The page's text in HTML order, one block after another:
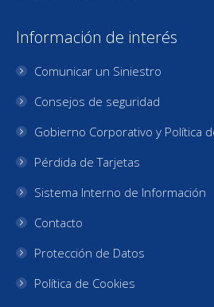
Información de interés
Comunicar un Siniestro
Consejos de seguridad
Gobierno Corporativo y Política
Pérdida de Tarjetas
Sistema Interno de Información
Contacto
Protección de Datos
Política de Cookies